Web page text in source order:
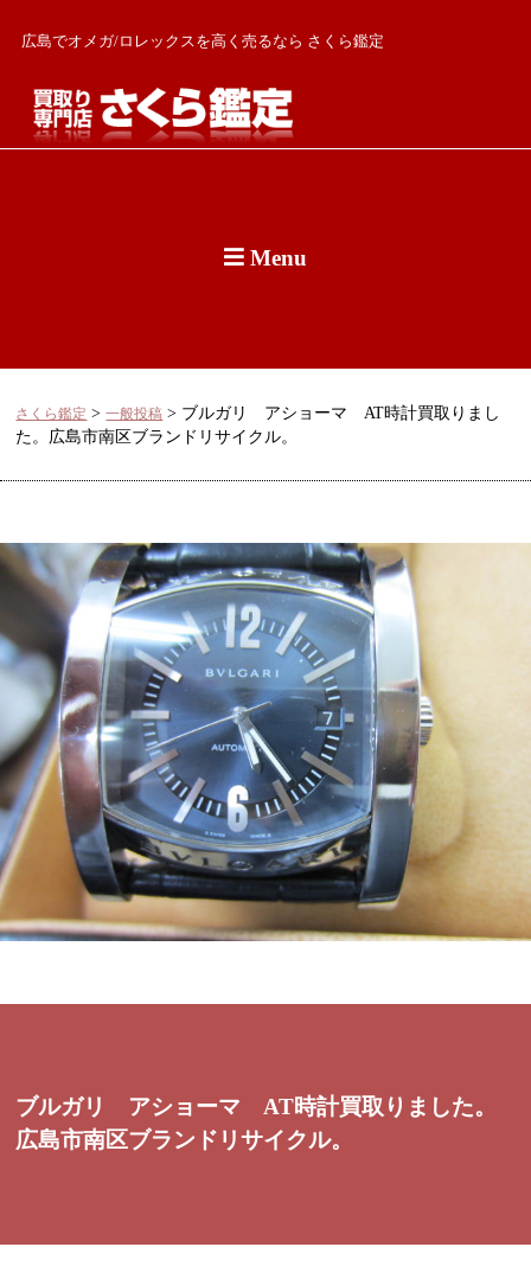
広島でオメガ/ロレックスを高く売るなら さくら鑑定
Menu
さくら鑑定 >一般投稿 > ブルガリ アショーマ AT時計買取りまし
た。広島市南区ブランドリサイクル。
ブルガリ アショーマ AT時計買取りました。
広島市南区ブランドリサイクル。